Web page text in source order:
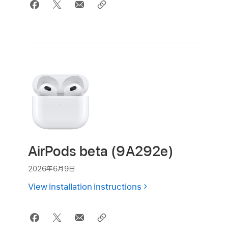
AirPods beta (9A292e)
2026年6月9日
View installation instructions